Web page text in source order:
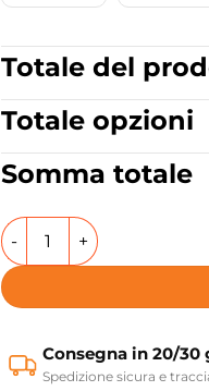
Totale del
Totale opzioni
Somma totale
Lavabo da appoggio o
Consegna in 20/30
Spedizione sicura e